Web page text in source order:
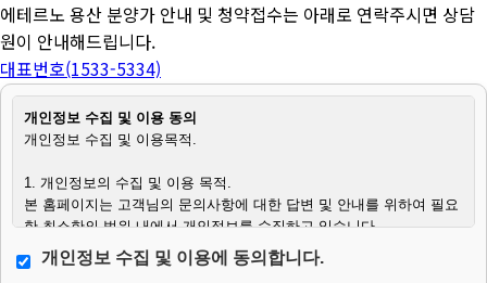
에테르노 용산 분양가 안내 및 청약접수는 아래로 연락주시면 상담
원이 안내해드립니다.
대표번호(1533-5334)
개인정보 수집 및 이용 동의
개인정보 수집 및 이용목적.
1. 개인정보의 수집 및 이용 목적.
본 홈페이지는 고객님의 문의사항에 대한 답변 및 안내를 위하여 필요
한 최소한의 범위 내에서 개인정보를 수집하고 있습니다.
2. 수집하는 개인정보의 항목.
개인정보 수집 및 이용에 동의합니다.